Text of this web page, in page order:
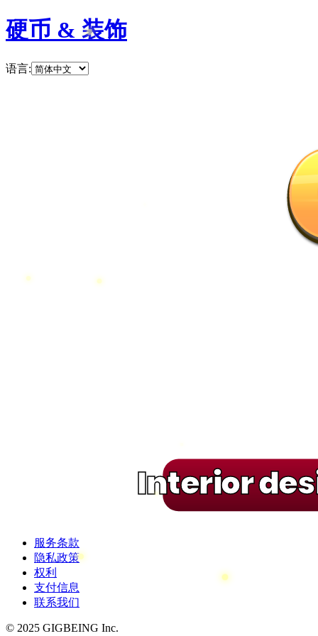
硬币 & 装饰
语言:
Interior
服务条款
隐私政策
权利
支付信息
联系我们
© 2025 GIGBEING Inc.